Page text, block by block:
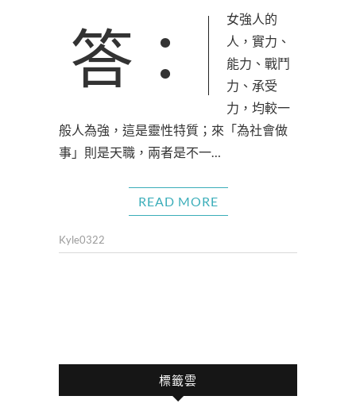
答：女強人的
人，實力、
能力、戰鬥
力、承受
力，均較一
般人為強，這是靈性特質；來「為社會做
事」則是天職，兩者是不一…
READ MORE
Kyle0322
標籤雲